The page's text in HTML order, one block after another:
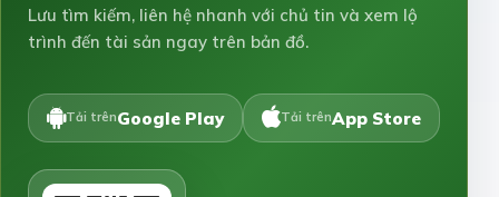
Lưu tìm kiếm, liên hệ nhanh với chủ tin và xem lộ
trình đến tài sản ngay trên bản đồ.
Tải trênGoogle Play Tải trênApp Store